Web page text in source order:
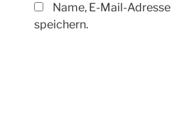
Name, E-Mail-
speichern.